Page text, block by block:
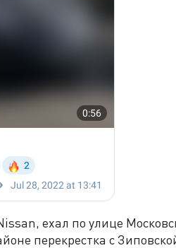
ехал по улице
перекрестка с